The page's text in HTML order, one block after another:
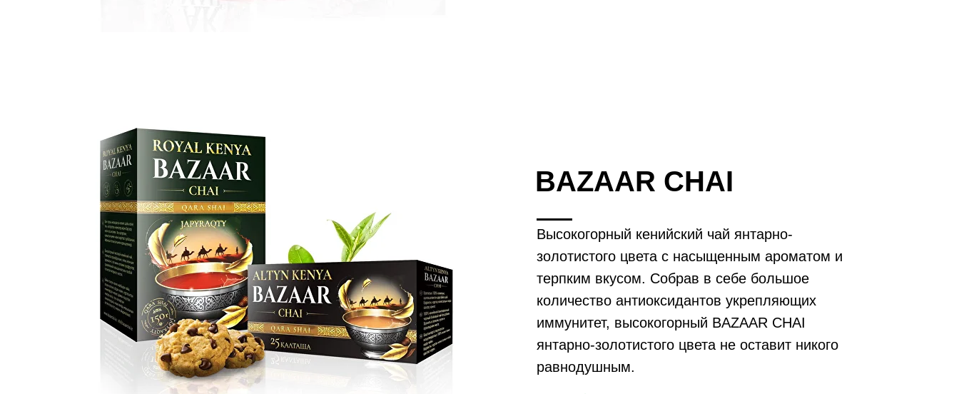
BAZAAR CHAI
Высокогорный кенийский чай янтарно-
золотистого цвета с насыщенным ароматом и
терпким вкусом. Собрав в себе большое
количество антиоксидантов укрепляющих
иммунитет, высокогорный BAZAAR CHAI
янтарно-золотистого цвета не оставит никого
равнодушным.